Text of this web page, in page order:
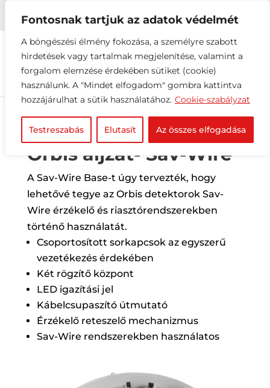
Fontosnak tartjuk az adatok védelmét
A böngészési élmény fokozása, a személyre szabott
hirdetések vagy tartalmak megjelenítése, valamint a
forgalom elemzése érdekében sütiket (cookie)
használunk. A "Mindet elfogadom" gombra kattintva
hozzájárulhat a sütik használatához. Cookie-szabályzat
Testreszabás Elutasít Az összes elfogadása
 +36 1 216 2612 info@elektrovill.hu
Orbis aljzat- Sav-Wire
A Sav-Wire Base-t úgy tervezték, hogy
lehetővé tegye az Orbis detektorok Sav-
Wire érzékelő és riasztórendszerekben
történő használatát.
Csoportosított sorkapcsok az egyszerű
vezetékezés érdekében
Két rögzítő központ
LED igazítási jel
Kábelcsupaszító útmutató
Érzékelő reteszelő mechanizmus
Sav-Wire rendszerekben használatos